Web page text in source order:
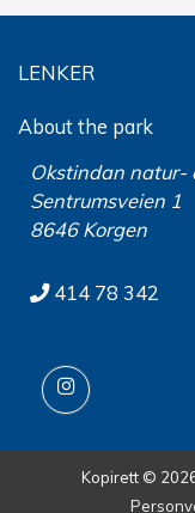
LENKER
About the park
Okstindan natur-
Sentrumsveien 1
8646 Korgen
414 78 342
Kopirett ©